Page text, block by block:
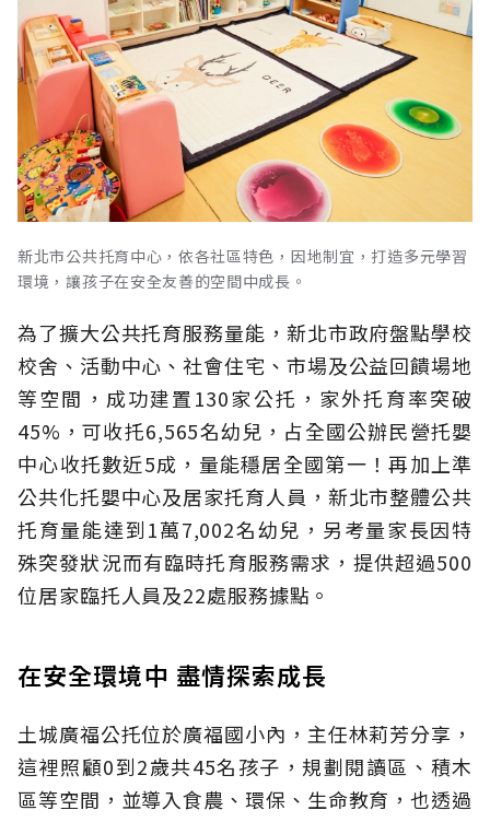
新北市公共托育中心，依各社區特色，因地制宜，打造多元學習
環境，讓孩子在安全友善的空間中成長。
為了擴大公共托育服務量能，新北市政府盤點學校
校舍、活動中心、社會住宅、市場及公益回饋場地
等空間，成功建置130家公托，家外托育率突破
45%，可收托6,565名幼兒，占全國公辦民營托嬰
中心收托數近5成，量能穩居全國第一！再加上準
公共化托嬰中心及居家托育人員，新北市整體公共
托育量能達到1萬7,002名幼兒，另考量家長因特
殊突發狀況而有臨時托育服務需求，提供超過500
位居家臨托人員及22處服務據點。
在安全環境中 盡情探索成長
土城廣福公托位於廣福國小內，主任林莉芳分享，
這裡照顧0到2歲共45名孩子，規劃閱讀區、積木
區等空間，並導入食農、環保、生命教育，也透過